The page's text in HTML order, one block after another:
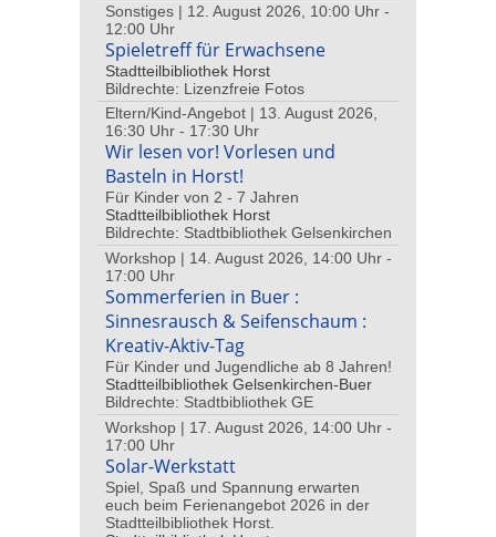
Sonstiges | 12. August 2026, 10:00 Uhr -
12:00 Uhr
Spieletreff für Erwachsene
Stadtteilbibliothek Horst
Bildrechte: Lizenzfreie Fotos
Eltern/Kind-Angebot | 13. August 2026,
16:30 Uhr - 17:30 Uhr
Wir lesen vor! Vorlesen und
Basteln in Horst!
Für Kinder von 2 - 7 Jahren
Stadtteilbibliothek Horst
Bildrechte: Stadtbibliothek Gelsenkirchen
Workshop | 14. August 2026, 14:00 Uhr -
17:00 Uhr
Sommerferien in Buer :
Sinnesrausch & Seifenschaum :
Kreativ-Aktiv-Tag
Für Kinder und Jugendliche ab 8 Jahren!
Stadtteilbibliothek Gelsenkirchen-Buer
Bildrechte: Stadtbibliothek GE
Workshop | 17. August 2026, 14:00 Uhr -
17:00 Uhr
Solar-Werkstatt
Spiel, Spaß und Spannung erwarten
euch beim Ferienangebot 2026 in der
Stadtteilbibliothek Horst.